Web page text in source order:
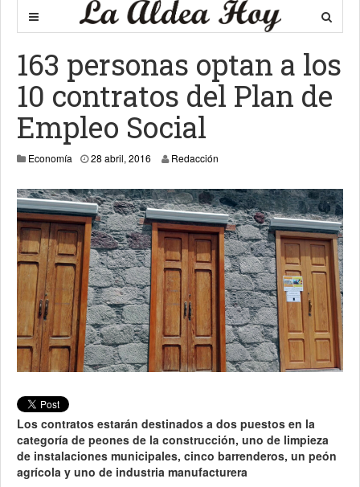
163 personas optan a los
10 contratos del Plan de
Empleo Social
Economía 28 abril, 2016 28 abril, 2016
Redacción
Los contratos estarán destinados a dos puestos en la
categoría de peones de la construcción, uno de limpieza
de instalaciones municipales, cinco barrenderos, un peón
agrícola y uno de industria manufacturera